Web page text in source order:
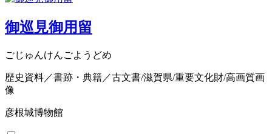
御巡見御用留
ごじゅんけんごようどめ
歴史資料／書跡・典籍／古文書/滋賀県/重要文化財/高画質画
像
彦根城博物館